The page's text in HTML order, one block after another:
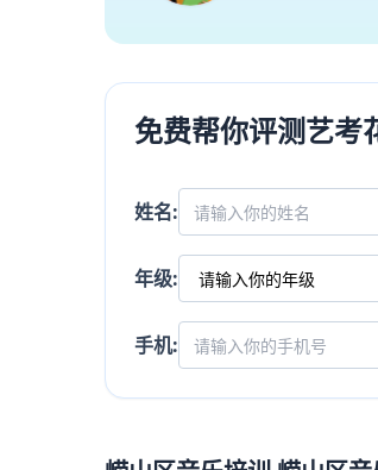
免费帮你评测艺考
姓名:
年级:
手机: